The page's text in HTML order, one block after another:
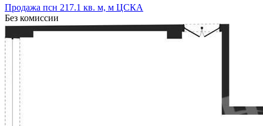
Продажа псн 217.1 кв. м, м ЦСКА
Без комиссии